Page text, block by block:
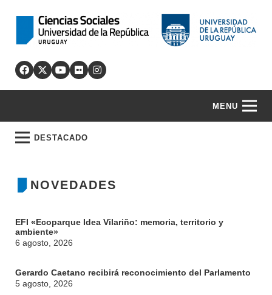
MENU
DESTACADO
NOVEDADES
EFI «Ecoparque Idea Vilariño: memoria, territorio y
ambiente»
6 agosto, 2026
Gerardo Caetano recibirá reconocimiento del Parlamento
5 agosto, 2026